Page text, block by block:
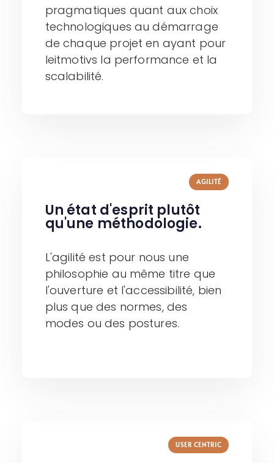
pragmatiques quant aux choix
technologiques au démarrage
de chaque projet en ayant pour
leitmotivs la performance et la
scalabilité.
AGILITÉ
Un état d'esprit plutôt
qu'une méthodologie.​
L'agilité est pour nous une
philosophie au même titre que
l'ouverture et l'accessibilité, bien
plus que des normes, des
modes ou des postures.
USER CENTRIC